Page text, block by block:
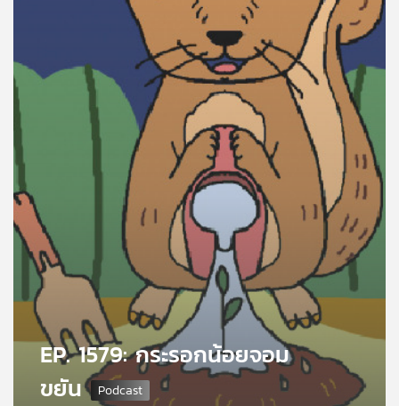
เพลง
บทความ
ข่าว
และ
กิจกรรม
เกี่ยว
เรา EP. 1579: กระรอกน้อยจอม
ขยัน